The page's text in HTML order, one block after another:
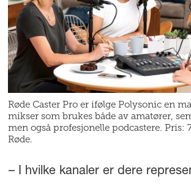
Røde Caster Pro er ifølge Polysonic en
mikser som brukes både av amatører,
men også profesjonelle podcastere. Pris:
Røde.
– I hvilke kanaler er dere